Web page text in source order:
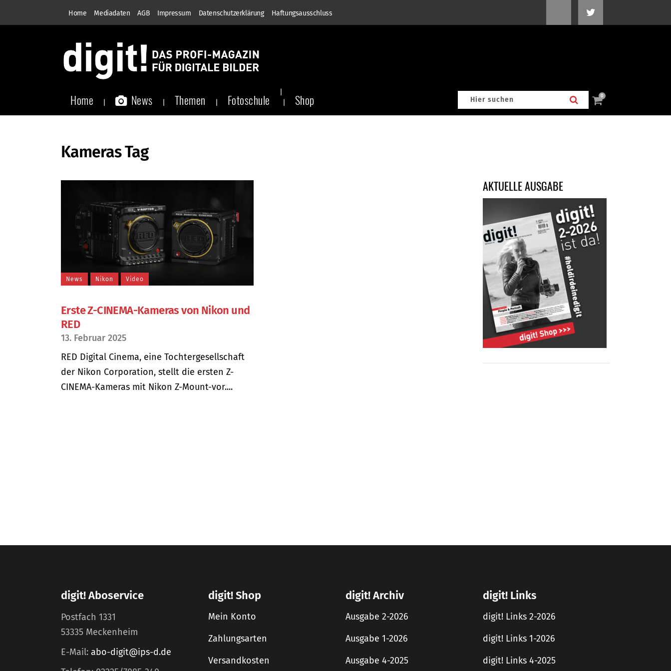
Home Mediadaten AGB Impressum Datenschutzerklärung Haftungsausschluss
Home News Themen Fotoschule Shop 0
Kameras Tag
News Nikon Video
Erste Z-CINEMA-Kameras von Nikon und
RED
13. Februar 2025
RED Digital Cinema, eine Tochtergesellschaft
der Nikon Corporation, stellt die ersten Z-
CINEMA-Kameras mit Nikon Z-Mount-vor....
AKTUELLE AUSGABE
digit! Aboservice
Postfach 1331
53335 Meckenheim
E-Mail: abo-digit@ips-d.de
digit! Shop
Mein Konto
Zahlungsarten
Versandkosten
digit! Archiv
Ausgabe 2-2026
Ausgabe 1-2026
Ausgabe 4-2025
digit! Links
digit! Links 2-2026
digit! Links 1-2026
digit! Links 4-2025